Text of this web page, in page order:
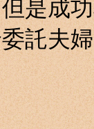
是成
託夫